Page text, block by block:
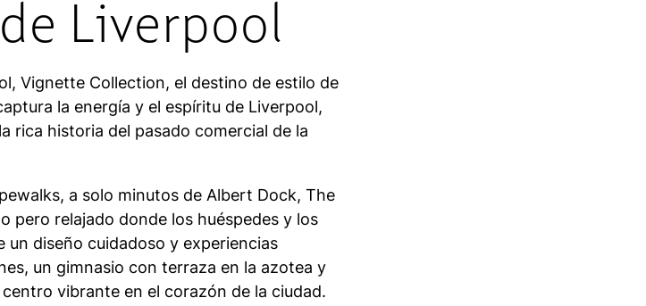
Liverpool
Vignette Collection, el destino de estilo de
la energía y el espíritu de Liverpool,
rica historia del pasado comercial de la
a solo minutos de Albert Dock, The
pero relajado donde los huéspedes y los
un diseño cuidadoso y experiencias
un gimnasio con terraza en la azotea y
vibrante en el corazón de la ciudad.